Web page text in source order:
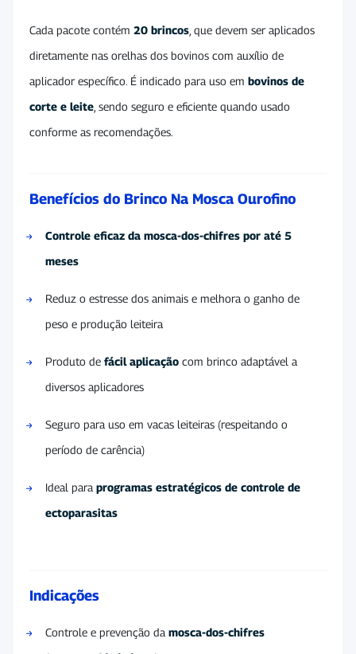
Cada pacote contém 20 brincos , que devem ser aplicados
diretamente nas orelhas dos bovinos com auxílio de
aplicador específico. É indicado para uso em bovinos de
corte e leite , sendo seguro e eficiente quando usado
conforme as recomendações.
Benefícios do Brinco Na Mosca Ourofino
Controle eficaz da mosca-dos-chifres por até 5
meses
Reduz o estresse dos animais e melhora o ganho de
peso e produção leiteira
Produto de fácil aplicação com brinco adaptável a
diversos aplicadores
Seguro para uso em vacas leiteiras (respeitando o
período de carência)
Ideal para programas estratégicos de controle de
ectoparasitas
Indicações
Controle e prevenção da mosca-dos-chifres